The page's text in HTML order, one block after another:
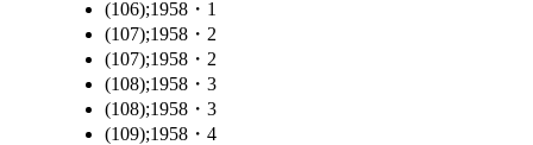
(106);1958・1
(107);1958・2
(107);1958・2
(108);1958・3
(108);1958・3
(109);1958・4